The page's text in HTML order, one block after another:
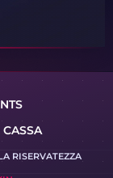
CASSA
RISERVATEZZA